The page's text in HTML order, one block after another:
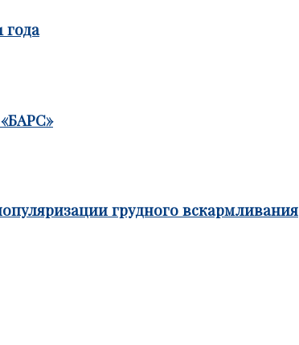
года
грудного вскармливания